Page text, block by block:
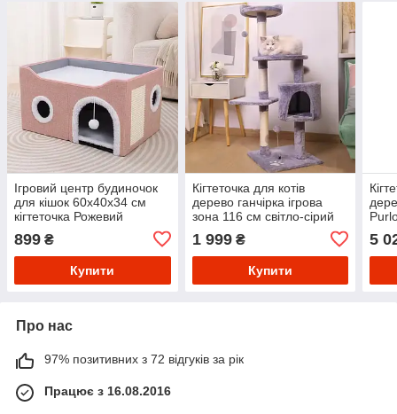
Ігровий центр будиночок
для кішок 60х40х34 см
кігтеточка Рожевий
899 ₴
Купити
Кігтеточка для котів
дерево ганчірка ігрова
зона 116 см світло-сірий
1 999₴
Купити
5
Про нас
97% позитивних з 72 відгуків за рік
Працює з 16.08.2016